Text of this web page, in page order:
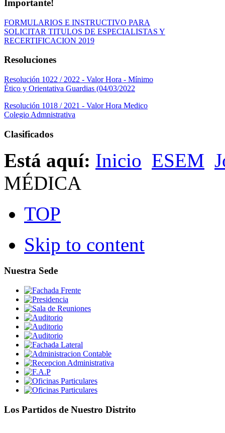
Importante!
FORMULARIOS E INSTRUCTIVO PARA
SOLICITAR TITULOS DE ESPECIALISTAS Y
RECERTIFICACION 2019
Resoluciones
Resolución 1022 / 2022 - Valor Hora - Mínimo
Ético y Orientativa Guardias (04/03/2022
Resolución 1018 / 2021 - Valor Hora Medico
Colegio Admnistrativa
Clasificados
Está aquí: Inicio ESEM
MÉDICA
TOP
Skip to content
Nuestra Sede
Los Partidos de Nuestro Distrito